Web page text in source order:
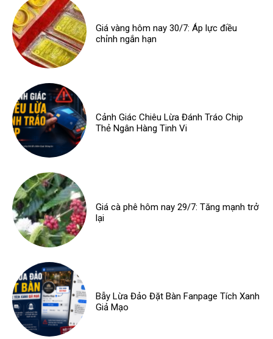
Giá vàng hôm nay 30/7: Áp lực điều
chỉnh ngắn hạn
Cảnh Giác Chiêu Lừa Đánh Tráo Chip
Thẻ Ngân Hàng Tinh Vi
Giá cà phê hôm nay 29/7: Tăng mạnh trở
lại
Bẫy Lừa Đảo Đặt Bàn Fanpage Tích Xanh
Giả Mạo